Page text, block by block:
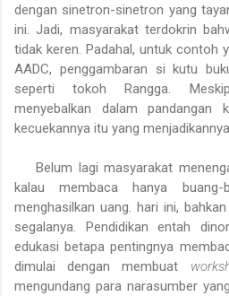
dengan sinetron-sinetron yang
ini. Jadi, masyarakat terdokrin
tidak keren. Padahal, untuk contoh
AADC, penggambaran si kutu
seperti tokoh Rangga.
menyebalkan dalam
kecuekannya itu yang
Belum lagi masyarakat
kalau membaca hanya
menghasilkan uang. hari ini,
segalanya. Pendidikan entah
edukasi betapa pentingnya
dimulai dengan membuat
mengundang para narasumber